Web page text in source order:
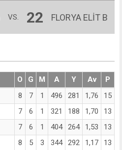
VS. 22 FLORYA ELİT B
O G M A Y Av
P
8 7 1 496 281 1,76
15
7 6 1 321 188 1,70
13
7 6 1 404 264 1,53
13
8 5 3 344 292 1,17
13